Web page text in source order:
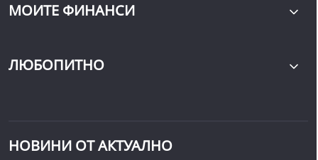
МОИТЕ ФИНАНСИ
ЛЮБОПИТНО
НОВИНИ ОТ АКТУАЛНО